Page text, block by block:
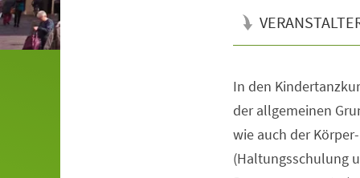
In den
der allgemeinen
wie auch der
(Haltungsschulung